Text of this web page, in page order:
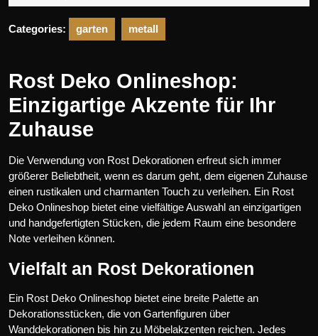
2025
Categories: garten metall
Rost Deko Onlineshop:
Einzigartige Akzente für Ihr
Zuhause
Die Verwendung von Rost Dekorationen erfreut sich immer
größerer Beliebtheit, wenn es darum geht, dem eigenen Zuhause
einen rustikalen und charmanten Touch zu verleihen. Ein Rost
Deko Onlineshop bietet eine vielfältige Auswahl an einzigartigen
und handgefertigten Stücken, die jedem Raum eine besondere
Note verleihen können.
Vielfalt an Rost Dekorationen
Ein Rost Deko Onlineshop bietet eine breite Palette an
Dekorationsstücken, die von Gartenfiguren über
Wanddekorationen bis hin zu Möbelakzenten reichen. Jedes